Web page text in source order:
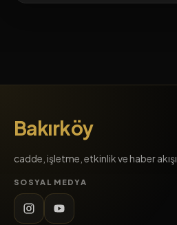
Bakırköy
cadde, işletme, etkinlik ve haber akışı
SOSYAL MEDYA